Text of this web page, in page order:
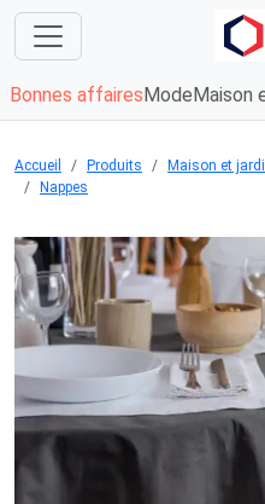
Bonnes affaires Mode Maison
Accueil Produits Maison et
Nappes